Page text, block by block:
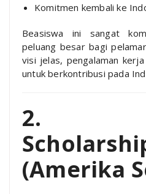
Komitmen kembali ke
Beasiswa ini sangat
peluang besar bagi
visi jelas, pengalaman
untuk berkontribusi pada
2.
(Amerika